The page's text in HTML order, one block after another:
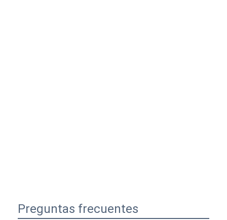
Preguntas frecuentes